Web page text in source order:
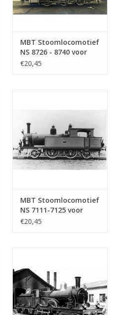
MBT Stoomlocomotief
NS 8726 - 8740 voor
spoor 0 -
€20,45
MBT Stoomlocomotief
NS 7111-7125 voor
spoor 0 -
€20,45